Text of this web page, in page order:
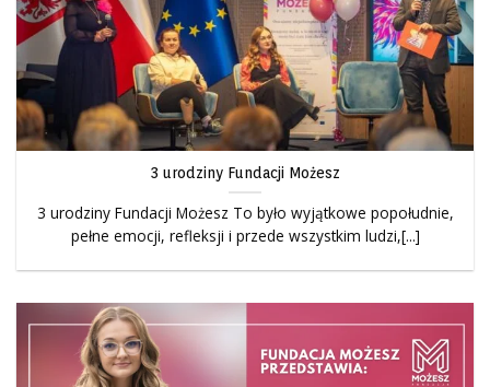
3 urodziny Fundacji Możesz
3 urodziny Fundacji Możesz To było wyjątkowe popołudnie,
pełne emocji, refleksji i przede wszystkim ludzi,[...]